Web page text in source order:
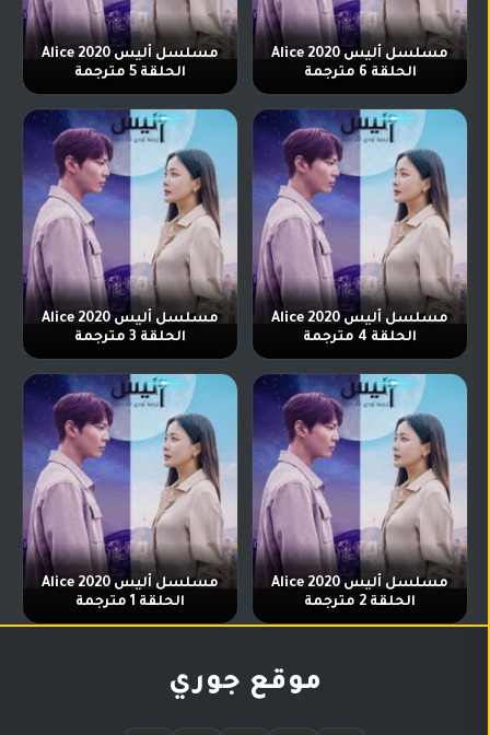
مسلسل أليس Alice 2020
الحلقة 6 مترجمة
مسلسل أليس Alice 2020
الحلقة 5 مترجمة
مسلسل أليس Alice 2020
الحلقة 4 مترجمة
مسلسل أليس Alice 2020
الحلقة 3 مترجمة
مسلسل أليس Alice 2020
الحلقة 2 مترجمة
مسلسل أليس Alice 2020
الحلقة 1 مترجمة
موقع جوري